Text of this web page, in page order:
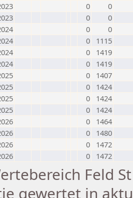
0
0
0
0
0
0
0
1115
0
1419
0
1419
0
1407
0
1424
0
1424
0
1424
0
1464
0
1480
0
1472
0 1472
Feld
gewertet in